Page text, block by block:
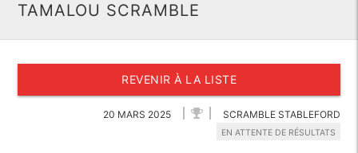
TAMALOU SCRAMBLE
REVENIR À LA LISTE
20 MARS 2025 SCRAMBLE STABLEFORD
EN ATTENTE DE RÉSULTATS